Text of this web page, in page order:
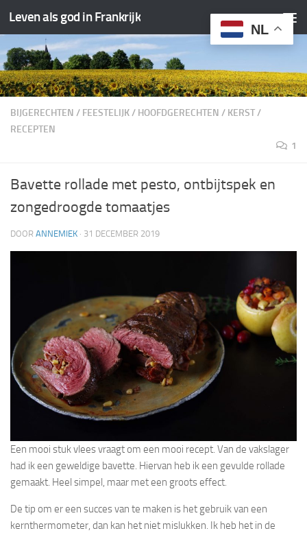
Doorgaan naar inhoud
Leven als god in Frankrijk
BIJGERECHTEN / FEESTELIJK/ HOOFDGERECHTEN / KERST/
RECEPTEN
1
Bavette rollade met pesto, ontbijtspek en
zongedroogde tomaatjes
DOOR ANNEMIEK · 31 DECEMBER 2019
Een mooi stuk vlees vraagt om een mooi recept. Van de vakslager
had ik een geweldige bavette. Hiervan heb ik een gevulde rollade
gemaakt. Heel simpel, maar met een groots effect.
De tip om er een succes van te maken is het gebruik van een
kernthermometer, dan kan het niet mislukken. Ik heb het in de
NL